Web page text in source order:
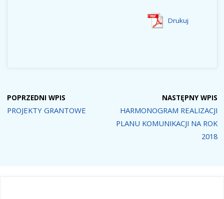
Drukuj
POPRZEDNI WPIS
PROJEKTY GRANTOWE
NASTĘPNY WPIS
HARMONOGRAM REALIZACJI
PLANU KOMUNIKACJI NA ROK
2018